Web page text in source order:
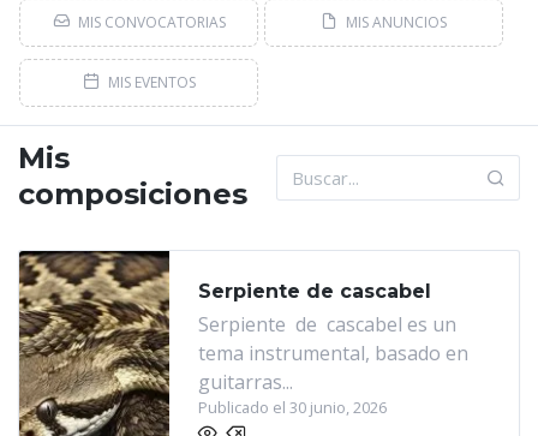
MIS CONVOCATORIAS MIS ANUNCIOS
MIS EVENTOS
Mis
composiciones
Serpiente de cascabel
Serpiente de cascabel es un
tema instrumental, basado en
guitarras...
Publicado el 30 junio, 2026